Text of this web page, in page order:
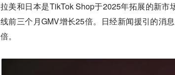
拉美和日本是TikTok Shop于2025年拓展的新
线前三个月GMV增长25倍。日经新闻援引的消
倍。